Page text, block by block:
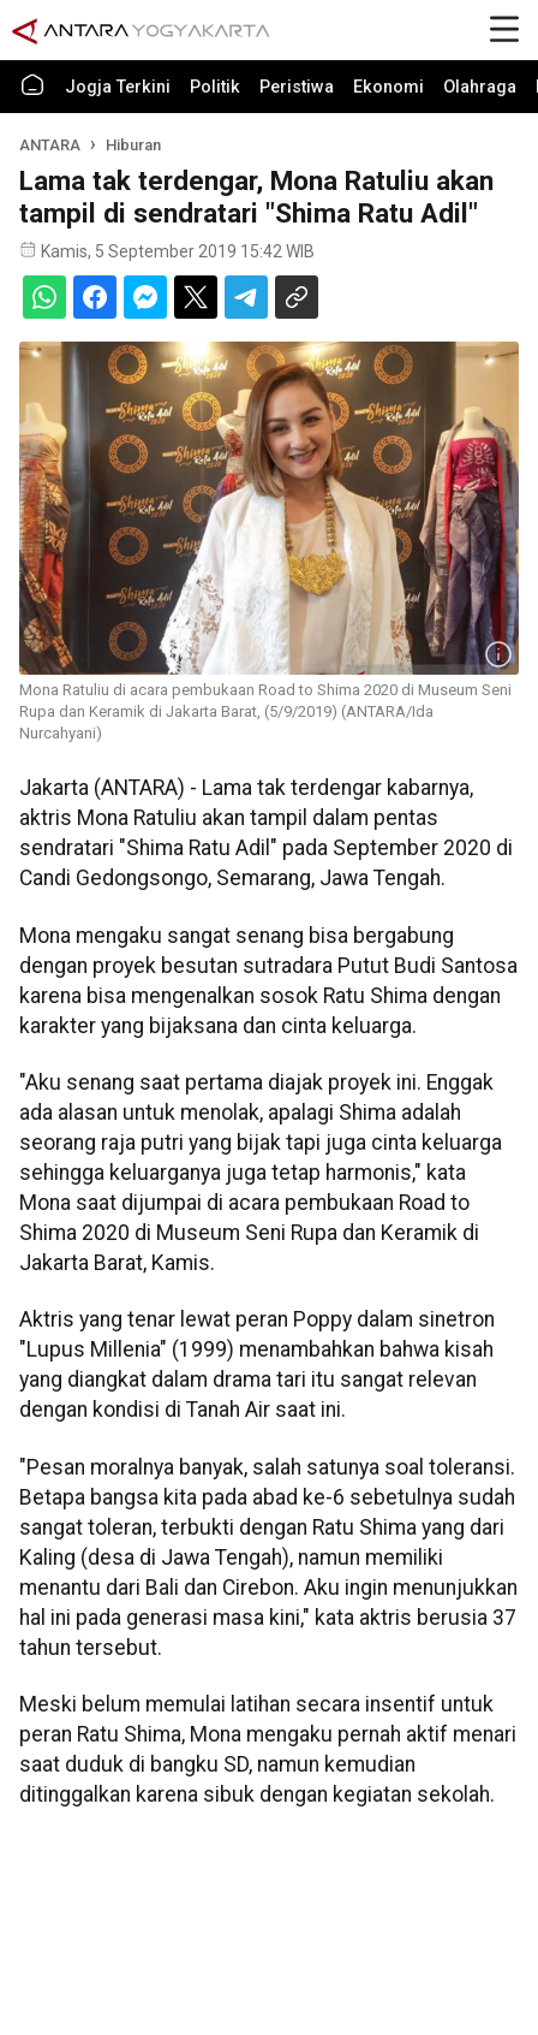
Jogja Terkini Politik Peristiwa Ekonomi Olahraga
ANTARA Hiburan
Lama tak terdengar, Mona Ratuliu akan
tampil di sendratari "Shima Ratu Adil"
Kamis, 5 September 2019 15:42 WIB
Mona Ratuliu di acara pembukaan Road to Shima 2020 di Museum Seni
Rupa dan Keramik di Jakarta Barat, (5/9/2019) (ANTARA/Ida
Nurcahyani)
Jakarta (ANTARA) - Lama tak terdengar kabarnya,
aktris Mona Ratuliu akan tampil dalam pentas
sendratari "Shima Ratu Adil" pada September 2020 di
Candi Gedongsongo, Semarang, Jawa Tengah.
Mona mengaku sangat senang bisa bergabung
dengan proyek besutan sutradara Putut Budi Santosa
karena bisa mengenalkan sosok Ratu Shima dengan
karakter yang bijaksana dan cinta keluarga.
"Aku senang saat pertama diajak proyek ini. Enggak
ada alasan untuk menolak, apalagi Shima adalah
seorang raja putri yang bijak tapi juga cinta keluarga
sehingga keluarganya juga tetap harmonis," kata
Mona saat dijumpai di acara pembukaan Road to
Shima 2020 di Museum Seni Rupa dan Keramik di
Jakarta Barat, Kamis.
Aktris yang tenar lewat peran Poppy dalam sinetron
"Lupus Millenia" (1999) menambahkan bahwa kisah
yang diangkat dalam drama tari itu sangat relevan
dengan kondisi di Tanah Air saat ini.
"Pesan moralnya banyak, salah satunya soal toleransi.
Betapa bangsa kita pada abad ke-6 sebetulnya sudah
sangat toleran, terbukti dengan Ratu Shima yang dari
Kaling (desa di Jawa Tengah), namun memiliki
menantu dari Bali dan Cirebon. Aku ingin menunjukkan
hal ini pada generasi masa kini," kata aktris berusia 37
tahun tersebut.
Meski belum memulai latihan secara insentif untuk
peran Ratu Shima, Mona mengaku pernah aktif menari
saat duduk di bangku SD, namun kemudian
ditinggalkan karena sibuk dengan kegiatan sekolah.